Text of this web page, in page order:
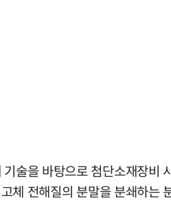
술을 바탕으로 첨단소재장
체 전해질의 분말을 분쇄하